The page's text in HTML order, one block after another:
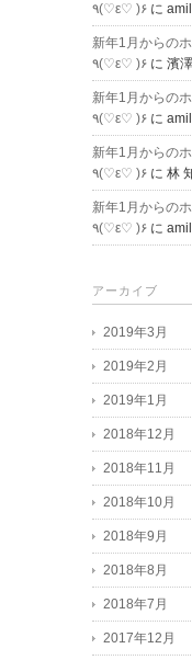
٩(♡ε♡ )۶ に
新年1月からの
٩(♡ε♡ )۶ に 濱
新年1月からの
٩(♡ε♡ )۶ に
新年1月からの
٩(♡ε♡ )۶ に 林
新年1月からの
٩(♡ε♡ )۶ に
アーカイブ
2019年3月
2019年2月
2019年1月
2018年12月
2018年11月
2018年10月
2018年9月
2018年8月
2018年7月
2017年12月